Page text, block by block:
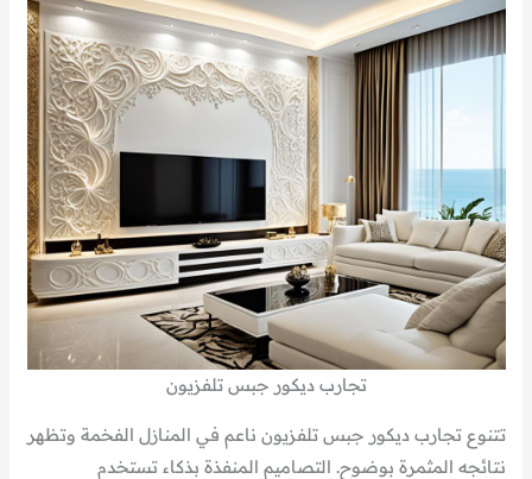
تجارب ديكور جبس تلفزيون
تتنوع تجارب ديكور جبس تلفزيون ناعم في المنازل الفخمة وتظهر
نتائجه المثمرة بوضوح. التصاميم المنفذة بذكاء تستخدم